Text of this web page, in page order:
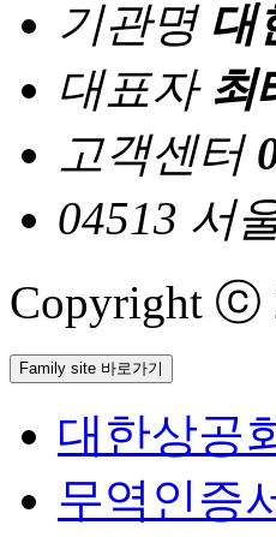
기관명 대
대표자 최
고객센터
04513 서
Copyright ⓒ
Family site 바로가기
대한상공
무역인증